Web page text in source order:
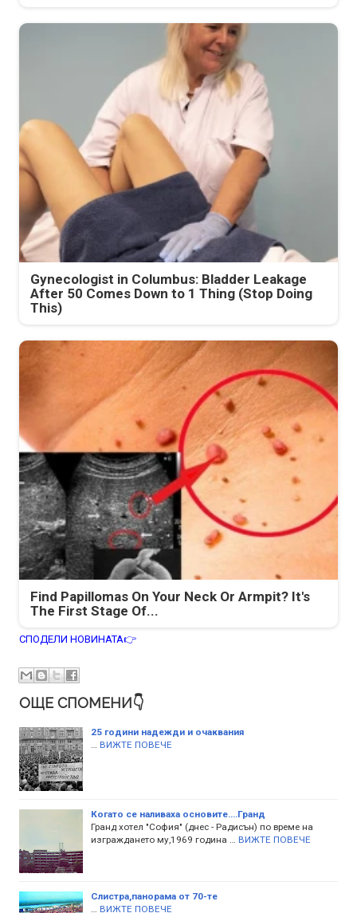
Gynecologist in Columbus: Bladder Leakage
After 50 Comes Down to 1 Thing (Stop Doing
This)
Find Papillomas On Your Neck Or Armpit? It's
The First Stage Of...
СПОДЕЛИ НОВИНАТА👉
ОЩЕ СПОМЕНИ👇
25 години надежди и очаквания
ВИЖТЕ ПОВЕЧЕ
Когато се наливаха основите....Гранд
Гранд хотел "София" (днес - Радисън) по време на
изграждането му,1969 година …
ВИЖТЕ ПОВЕЧЕ
Слистра,панорама от 70-те
ВИЖТЕ ПОВЕЧЕ